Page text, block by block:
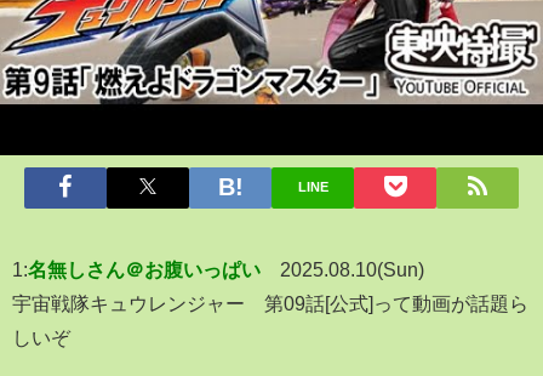
LINE
1:名無しさん＠お腹いっぱい
2025.08.10(Sun)
宇宙戦隊キュウレンジャー 第09話[公式]って動画が話題ら
しいぞ